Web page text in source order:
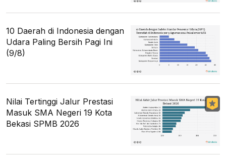
10 Daerah di Indonesia dengan
Udara Paling Bersih Pagi Ini
(9/8)
Nilai Tertinggi Jalur Prestasi
Masuk SMA Negeri 19 Kota
Bekasi SPMB 2026